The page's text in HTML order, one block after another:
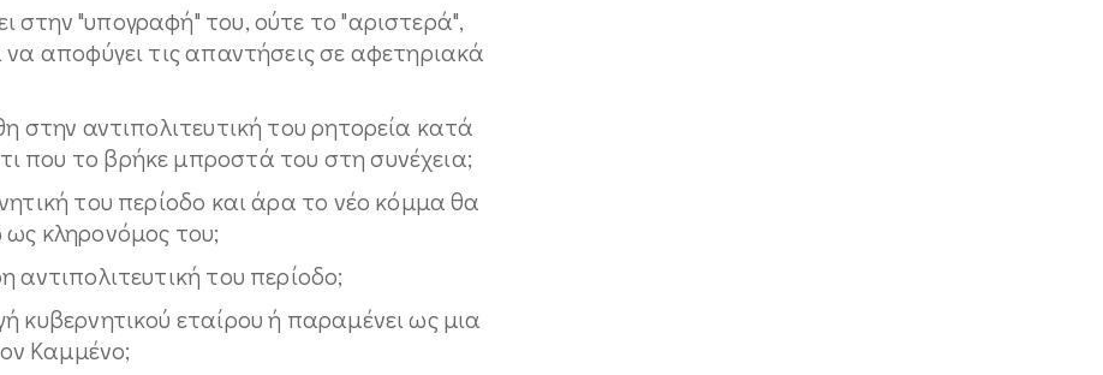
στην "υπογραφή" του, ούτε το "αριστερά",
αποφύγει τις απαντήσεις σε αφετηριακά
στην αντιπολιτευτική του ρητορεία κατά
που το βρήκε μπροστά του στη συνέχεια;
του περίοδο και άρα το νέο κόμμα θα
ως κληρονόμος του;
αντιπολιτευτική του περίοδο;
κυβερνητικού εταίρου ή παραμένει ως μια
Καμμένο;